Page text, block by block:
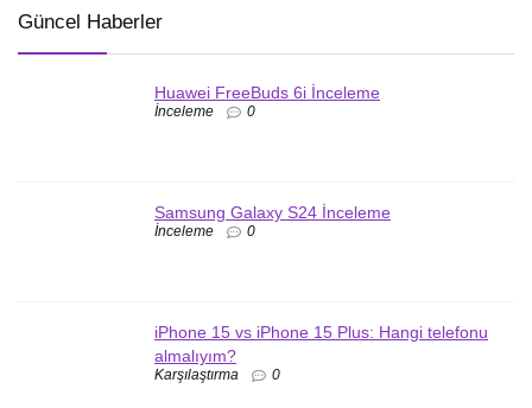
Güncel Haberler
Huawei FreeBuds 6i İnceleme
İnceleme 0
Samsung Galaxy S24 İnceleme
İnceleme 0
iPhone 15 vs iPhone 15 Plus: Hangi telefonu
almalıyım?
Karşılaştırma 0